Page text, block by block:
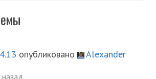
опубликовано
Alexander